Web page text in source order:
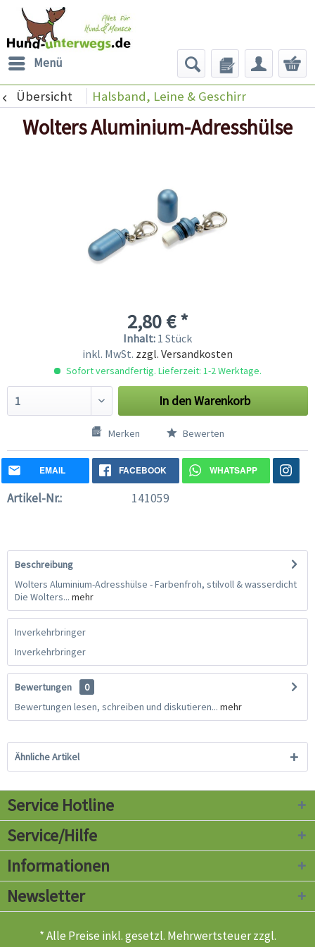
Menü
Übersicht Halsband, Leine & Geschirr
Wolters Aluminium-Adresshülse
2,80 € *
Inhalt: 1 Stück
inkl. MwSt. zzgl. Versandkosten
Sofort versandfertig. Lieferzeit: 1-2 Werktage.
In denWarenkorb
Merken Bewerten
EMAIL FACEBOOK WHATSAPP
Artikel-Nr.: 141059
Beschreibung
Wolters Aluminium-Adresshülse - Farbenfroh, stilvoll & wasserdicht
Die Wolters... mehr
Inverkehrbringer
Inverkehrbringer
Bewertungen
0
Bewertungen lesen, schreiben und diskutieren... mehr
Ähnliche Artikel
Service Hotline
Service/Hilfe
Informationen
Newsletter
* Alle Preise inkl. gesetzl. Mehrwertsteuer zzgl.